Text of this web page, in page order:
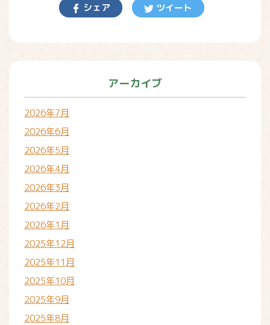
シェア ツイート
アーカイブ
2026年7月
2026年6月
2026年5月
2026年4月
2026年3月
2026年2月
2026年1月
2025年12月
2025年11月
2025年10月
2025年9月
2025年8月